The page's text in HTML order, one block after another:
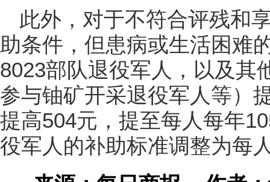
此外，对于不符合评残和
助条件，但患病或生活困难
8023部队退役军人，以及其
参与铀矿开采退役军人等）
提高504元，提至每人每年
役军人的补助标准调整为每